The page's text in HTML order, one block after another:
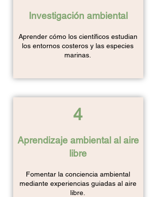
Investigación ambiental
Aprender cómo los científicos estudian
los entornos costeros y las especies
marinas.
4
Aprendizaje ambiental al aire
libre
Fomentar la conciencia ambiental
mediante experiencias guiadas al aire
libre.